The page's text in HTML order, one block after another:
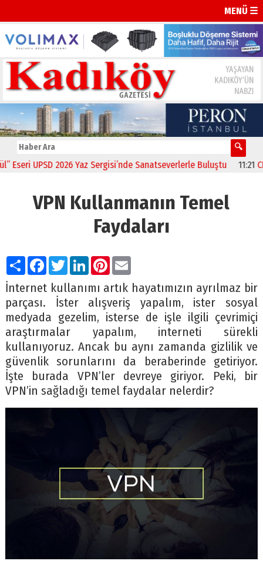
MENÜ ☰
UPSD 2026 Yaz Sergisi’nde Sanatseverlerle Buluştu 11:21 CHP
VPN Kullanmanın Temel
Faydaları
PaylaşFacebook
TwitterLinkedIn
Pinterest
Email
İnternet kullanımı artık hayatımızın ayrılmaz bir
parçası. İster alışveriş yapalım, ister sosyal
medyada gezelim, isterse de işle ilgili çevrimiçi
araştırmalar yapalım, interneti sürekli
kullanıyoruz. Ancak bu aynı zamanda gizlilik ve
güvenlik sorunlarını da beraberinde getiriyor.
İşte burada VPN’ler devreye giriyor. Peki, bir
VPN’in sağladığı temel faydalar nelerdir?